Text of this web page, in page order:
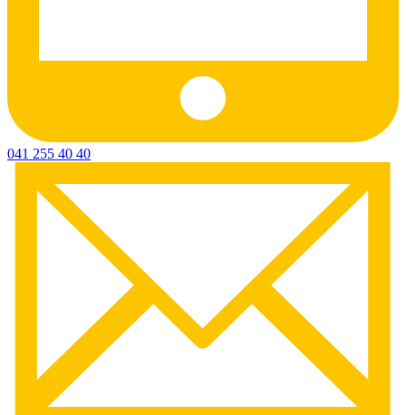
041 255 40 40